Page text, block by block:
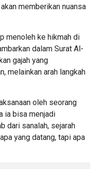
memberikan nuansa
menoleh ke hikmah di
dalam Surat Al-
gajah yang
melainkan arah langkah
oleh seorang
ia bisa menjadi
dari sanalah, sejarah
yang datang, tapi apa